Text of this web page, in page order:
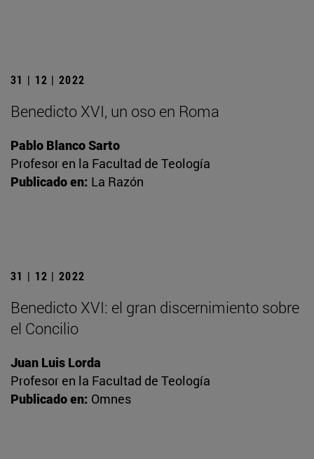
31 | 12 | 2022
Benedicto XVI, un oso en Roma
Pablo Blanco Sarto
Profesor en la Facultad de Teología
Publicado en: La Razón
31 | 12 | 2022
Benedicto XVI: el gran discernimiento sobre
el Concilio
Juan Luis Lorda
Profesor en la Facultad de Teología
Publicado en: Omnes